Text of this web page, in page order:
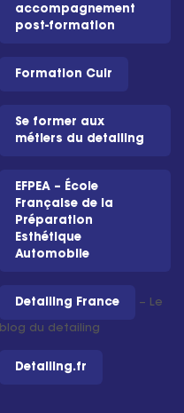
accompagnement
post-formation
Formation Cuir
Se former aux
métiers du detailing
EFPEA – École
Française de la
Préparation
Esthétique
Automobile
Detailing France – Le
blog du detailing
Detailing.fr